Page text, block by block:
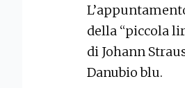
della “piccola
di Johann
Danubio blu.